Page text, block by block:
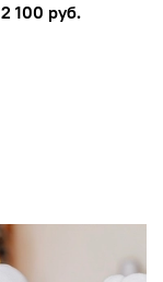
2 100 руб.